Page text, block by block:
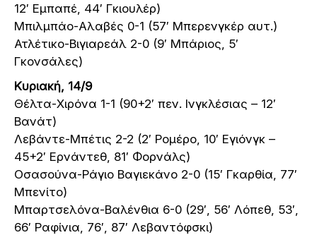
12′ Εμπαπέ, 44′ Γκιουλέρ)
Μπιλμπάο-Αλαβές 0-1 (57′ Μπερενγκέρ αυτ.)
Ατλέτικο-Βιγιαρεάλ 2-0 (9′ Μπάριος, 5′
Γκονσάλες)
Κυριακή, 14/9
Θέλτα-Χιρόνα 1-1 (90+2′ πεν. Ινγκλέσιας – 12′
Βανάτ)
Λεβάντε-Μπέτις 2-2 (2′ Ρομέρο, 10′ Εγιόνγκ –
45+2′ Ερνάντεθ, 81′ Φορνάλς)
Οσασούνα-Ράγιο Βαγιεκάνο 2-0 (15′ Γκαρθία, 77′
Μπενίτο)
Μπαρτσελόνα-Βαλένθια 6-0 (29′, 56′ Λόπεθ, 53′,
66′ Ραφίνια, 76′, 87′ Λεβαντόφσκι)